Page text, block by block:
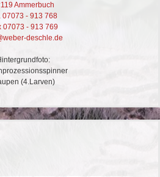
Ammerbuch
07073 - 913 768
07073 - 913 769
deschle.de
(4.Larven)